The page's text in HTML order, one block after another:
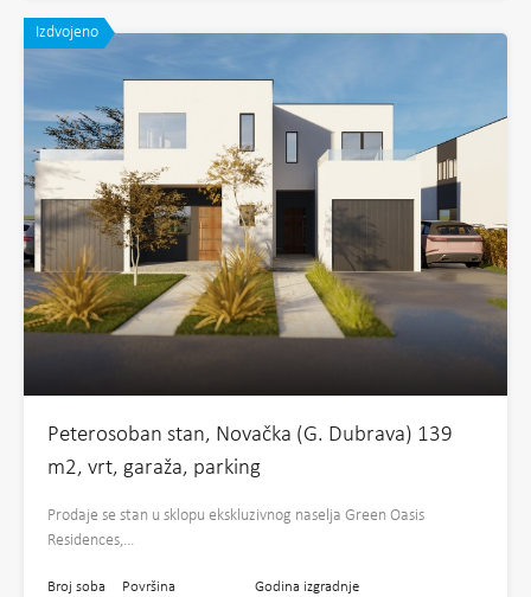
Izdvojeno
Peterosoban stan, Novačka (G. Dubrava) 139
m2, vrt, garaža, parking
Prodaje se stan u sklopu ekskluzivnog naselja Green Oasis
Residences,…
Broj soba Površina Godina izgradnje